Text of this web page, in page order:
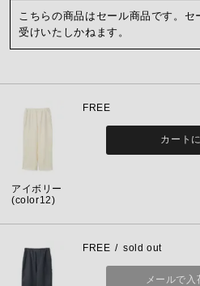
こちらの商品はセール商品です。
受けいたしかねます。
アイボリー
(color12)
FREE
カート
FREE sold out
メールで